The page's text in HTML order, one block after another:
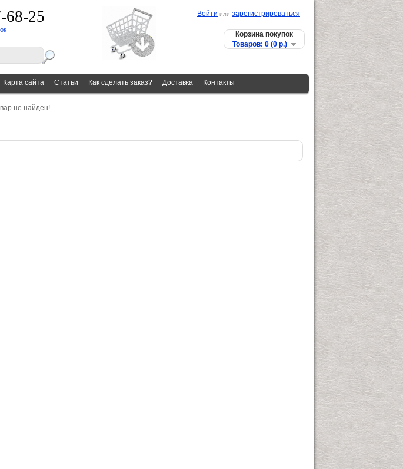
68-25
Корзина покупок
Товаров: 0 (0 p.)
Войти или зарегистрироваться
Карта сайта Статьи Как сделать заказ? Доставка Контакты
не найден!